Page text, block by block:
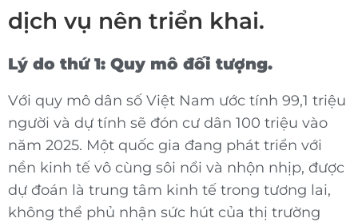
dịch vụ nên triển khai.
Lý do thứ 1: Quy mô đối tượng.
Với quy mô dân số Việt Nam ước tính 99,1 triệu
người và dự tính sẽ đón cư dân 100 triệu vào
năm 2025. Một quốc gia đang phát triển với
nền kinh tế vô cùng sôi nổi và nhộn nhịp, được
dự đoán là trung tâm kinh tế trong tương lai,
không thể phủ nhận sức hút của thị trường